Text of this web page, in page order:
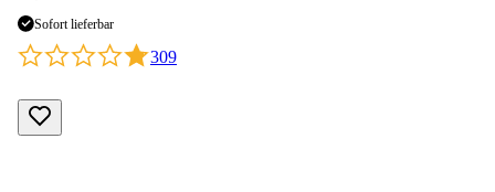
Sofort lieferbar
309